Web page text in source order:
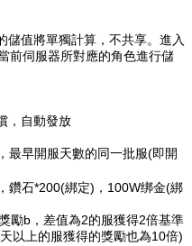
儲值將單獨計算，不共享。進入
前伺服器所對應的角色進行儲
，自動發放
最早開服天數的同一批服(即開
鑽石*200(綁定)，100W绑金(綁
勵b，差值為2的服獲得2倍基準
以上的服獲得的獎勵也為10倍)